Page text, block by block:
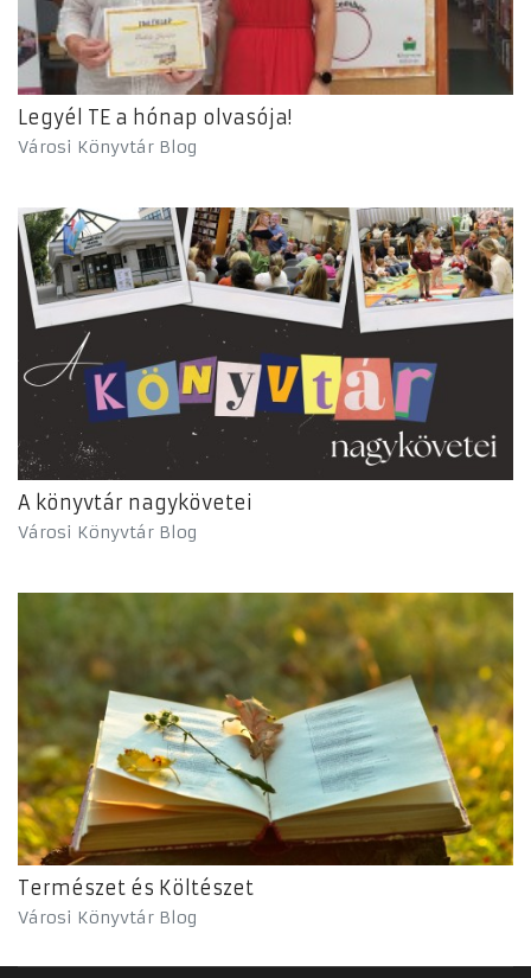
Legyél TE a hónap olvasója!
Városi Könyvtár Blog
A könyvtár nagykövetei
Városi Könyvtár Blog
Természet és Költészet
Városi Könyvtár Blog